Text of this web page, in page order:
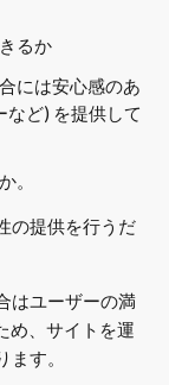
るか
には安心感のあ
など) を提供して
。
の提供を行うだ
はユーザーの満
め、サイトを運
す。